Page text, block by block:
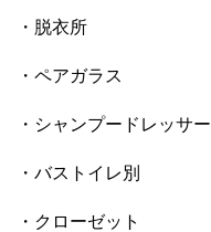
・脱衣所
・ペアガラス
・シャンプードレッサー
・バストイレ別
・クローゼット